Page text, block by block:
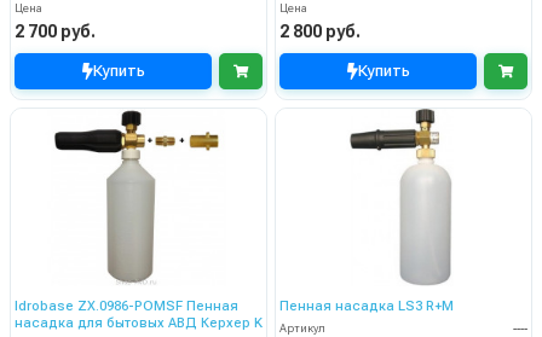
Цена
2 700 руб.
Купить
Цена
2 800 руб.
Купить
Idrobase ZX.0986-POMSF Пенная
насадка для бытовых АВД Керхер K
Пенная насадка LS3 R+M
Артикул
----